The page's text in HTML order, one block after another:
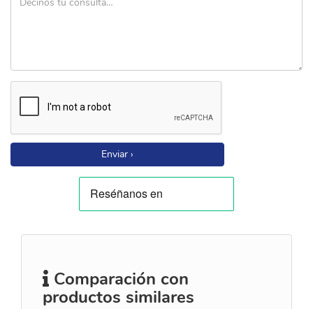
Enviar ›
Comparación con
productos similares